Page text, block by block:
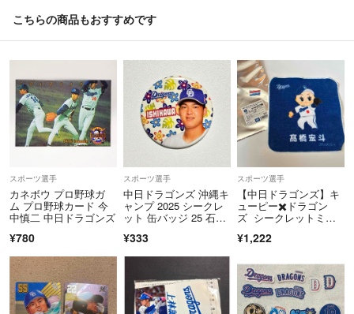
こちらの商品もおすすめです
スポーツ選手
カネボウ プロ野球ガ
ム プロ野球カード 今
中慎二 中日ドラゴンズ
¥780
スポーツ選手
中日ドラゴンズ 沖縄キ
ャンプ 2025 シークレ
ット 缶バッジ 25 石川
¥333
スポーツ選手
【中日ドラゴンズ】キ
ューピー✖️ドラゴン
ズ シークレットミニ
¥1,222